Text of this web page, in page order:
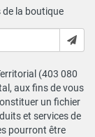
la boutique
(403 080
aux fins de vous
un fichier
et services de
pourront être